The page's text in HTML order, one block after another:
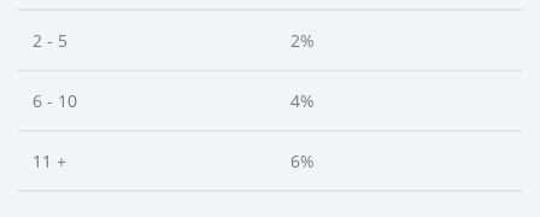
2 - 5 2%
6 - 10 4%
11 + 6%